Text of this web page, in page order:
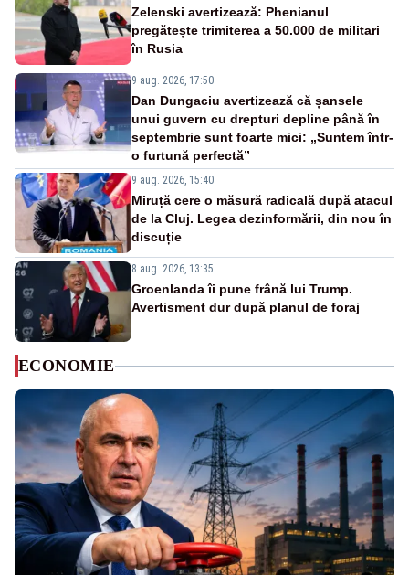
Zelenski avertizează: Phenianul
pregătește trimiterea a 50.000 de militari
în Rusia
9 aug. 2026, 17:50
Dan Dungaciu avertizează că șansele
unui guvern cu drepturi depline până în
septembrie sunt foarte mici: „Suntem într-
o furtună perfectă”
9 aug. 2026, 15:40
Miruță cere o măsură radicală după atacul
de la Cluj. Legea dezinformării, din nou în
discuție
8 aug. 2026, 13:35
Groenlanda îi pune frână lui Trump.
Avertisment dur după planul de foraj
ECONOMIE